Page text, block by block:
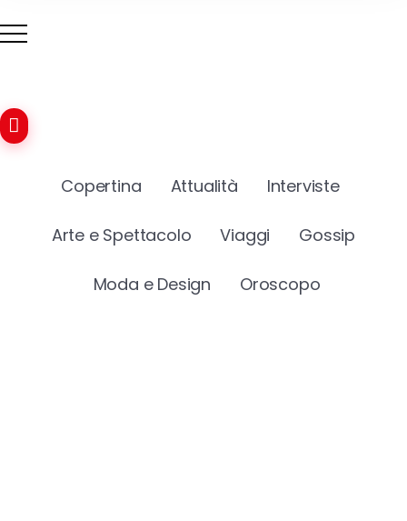
Copertina Attualità Interviste
Arte e Spettacolo Viaggi Gossip
Moda e Design Oroscopo